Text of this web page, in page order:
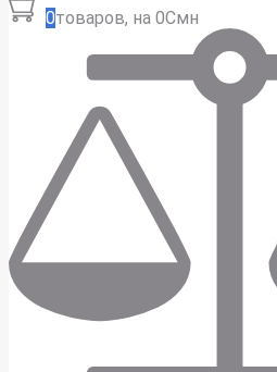
0товаров, на 0Смн